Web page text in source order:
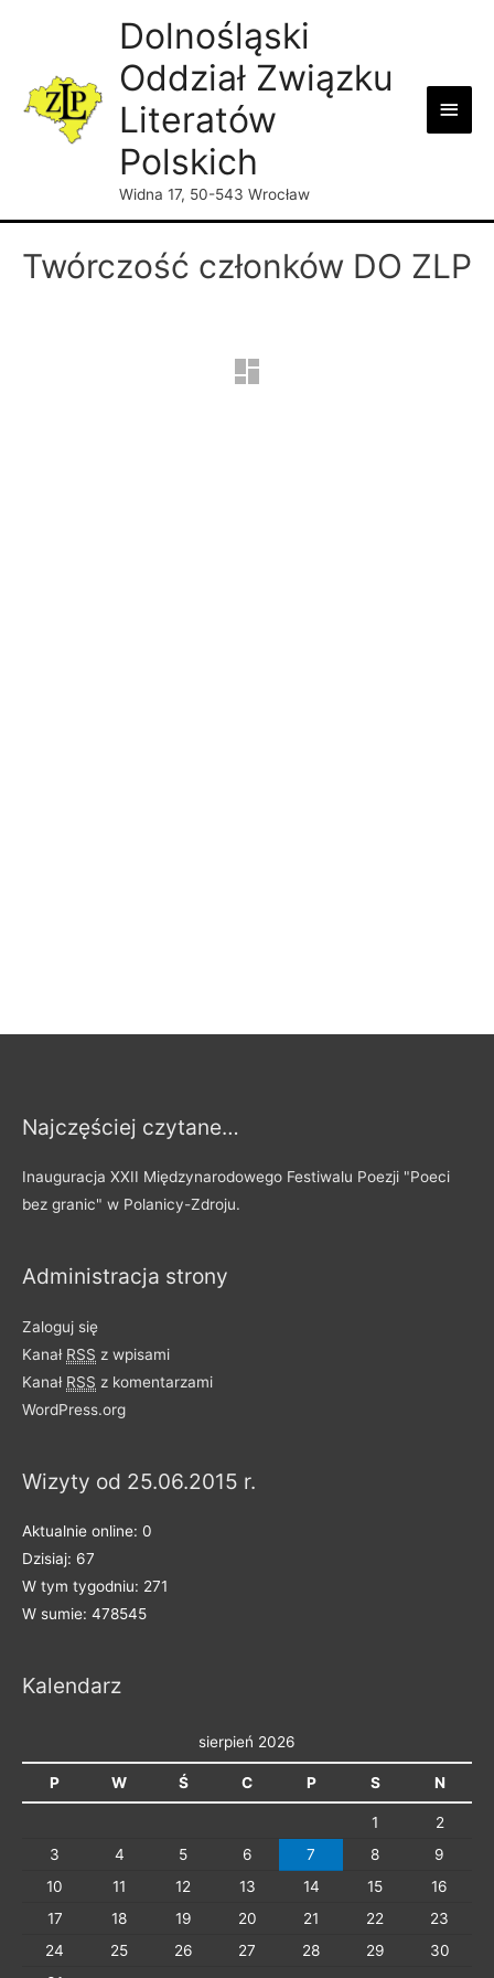
Dolnośląski
Oddział Związku
Literatów
Polskich
Widna 17, 50-543 Wrocław
Main
Twórczość członków DO ZLP
Najczęściej czytane…
Inauguracja XXII Międzynarodowego Festiwalu Poezji "Poeci
bez granic" w Polanicy-Zdroju.
Administracja strony
Zaloguj się
Kanał RSS z wpisami
Kanał RSS z komentarzami
WordPress.org
Wizyty od 25.06.2015 r.
Aktualnie online: 0
Dzisiaj: 67
W tym tygodniu: 271
W sumie: 478545
Kalendarz
sierpień 2026
P W Ś C P S N
1
2
3
4 5 6 7 8
9
10
11 12 13 14 15
16
17
18 19 20 21 22
23
24
25 26 27 28 29
30